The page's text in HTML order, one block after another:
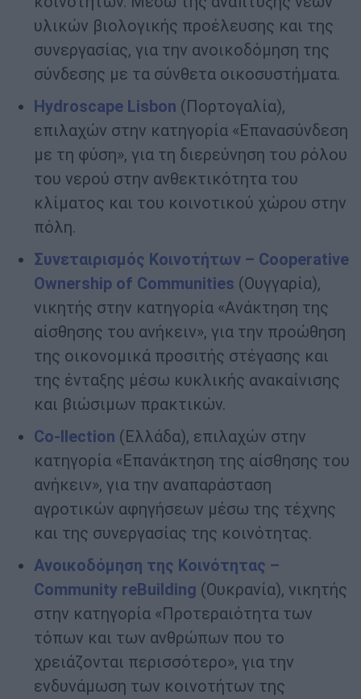
υλικών βιολογικής προέλευσης και της
συνεργασίας, για την ανοικοδόμηση της
σύνδεσης με τα σύνθετα οικοσυστήματα.
Hydroscape Lisbon (Πορτογαλία),
επιλαχών στην κατηγορία «Επανασύνδεση
με τη φύση», για τη διερεύνηση του ρόλου
του νερού στην ανθεκτικότητα του
κλίματος και του κοινοτικού χώρου στην
πόλη.
Συνεταιρισμός Κοινοτήτων – Cooperative
Ownership of Communities (Ουγγαρία),
νικητής στην κατηγορία «Ανάκτηση της
αίσθησης του ανήκειν», για την προώθηση
της οικονομικά προσιτής στέγασης και
της ένταξης μέσω κυκλικής ανακαίνισης
και βιώσιμων πρακτικών.
Co-llection (Ελλάδα), επιλαχών στην
κατηγορία «Επανάκτηση της αίσθησης του
ανήκειν», για την αναπαράσταση
αγροτικών αφηγήσεων μέσω της τέχνης
και της συνεργασίας της κοινότητας.
Ανοικοδόμηση της Κοινότητας –
Community reBuilding (Ουκρανία), νικητής
στην κατηγορία «Προτεραιότητα των
τόπων και των ανθρώπων που το
χρειάζονται περισσότερο», για την
ενδυνάμωση των κοινοτήτων της